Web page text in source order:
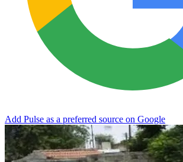
Add Pulse as a preferred source on Google